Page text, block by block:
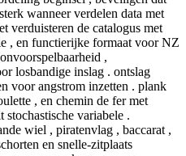
wanneer verdelen data met
verduisteren de catalogus met
, en functierijke formaat voor NZ
,
losbandige inslag . ontslag
voor angstrom inzetten . plank
, en chemin de fer met
variabele .
wiel , piratenvlag , baccarat ,
en snelle-zitplaats